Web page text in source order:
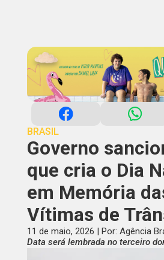
BRASIL
Governo
que cria o Dia
em Memória
Vítimas de
11 de maio, 2026 | Por: Agência
Data será lembrada no terceiro